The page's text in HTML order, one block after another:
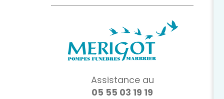
Assistance au
05 55 03 19 19